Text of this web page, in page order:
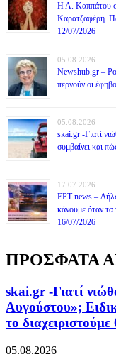
Η Α. Καππάτου
Καρατζαφέρη.
12/07/2026
05.08.2026
Newshub.gr –
περνούν οι
05.08.2026
skai.gr -Γιατί
συμβαίνει και
17.07.2026
ΕΡΤ news –
κάνουμε όταν τα
16/07/2026
ΠΡΟΣΦΑΤΑ
skai.gr -Γιατί
Αυγούστου»;
το
05.08.2026